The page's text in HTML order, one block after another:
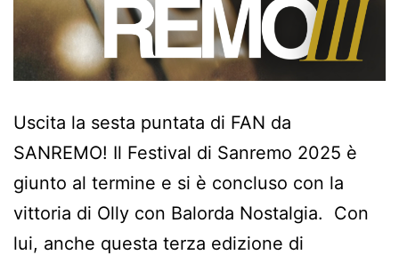
Uscita la sesta puntata di FAN da
SANREMO! Il Festival di Sanremo 2025 è
giunto al termine e si è concluso con la
vittoria di Olly con Balorda Nostalgia. Con
lui, anche questa terza edizione di